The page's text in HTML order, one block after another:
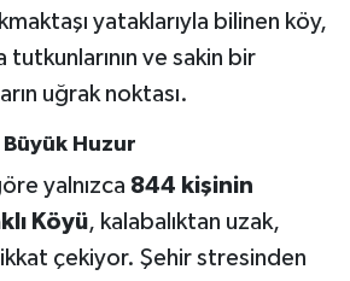
yataklarıyla bilinen köy,
ve sakin bir
uğrak noktası.
Huzur
yalnızca 844 kişinin
Köyü, kalabalıktan uzak,
çekiyor. Şehir stresinden